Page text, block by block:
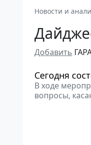
Новости и
Добавить
Сегодня
В ходе
вопросы,